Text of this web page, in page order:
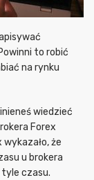
to robić
na rynku
wiedzieć
Forex
że
u brokera
czasu.